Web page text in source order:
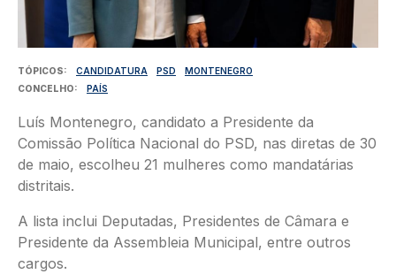
TÓPICOS CANDIDATURA PSD
MONTENEGRO
CONCELHO
PAÍS
Luís Montenegro, candidato a Presidente da
Comissão Política Nacional do PSD, nas diretas de 30
de maio, escolheu 21 mulheres como mandatárias
distritais.
A lista inclui Deputadas, Presidentes de Câmara e
Presidente da Assembleia Municipal, entre outros
cargos.